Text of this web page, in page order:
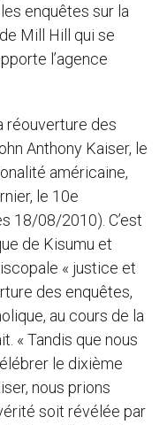
enquêtes sur la
Mill Hill qui se
l’agence
réouverture des
Anthony Kaiser, le
américaine,
le 10e
18/08/2010). C’est
de Kisumu et
« justice et
des enquêtes,
au cours de la
« Tandis que nous
le dixième
nous prions
soit révélée par